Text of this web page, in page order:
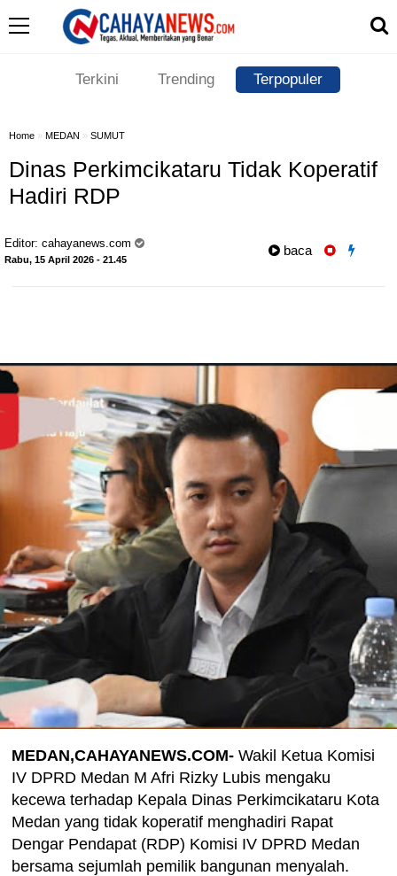
Terkini Trending Terpopuler
Home » MEDAN » SUMUT
Dinas Perkimcikataru Tidak Koperatif
Hadiri RDP
Editor: cahayanews.com
Rabu, 15 April 2026 - 21.45
baca
MEDAN,CAHAYANEWS.COM- Wakil Ketua Komisi
IV DPRD Medan M Afri Rizky Lubis mengaku
kecewa terhadap Kepala Dinas Perkimcikataru Kota
Medan yang tidak koperatif menghadiri Rapat
Dengar Pendapat (RDP) Komisi IV DPRD Medan
bersama sejumlah pemilik bangunan menyalah.